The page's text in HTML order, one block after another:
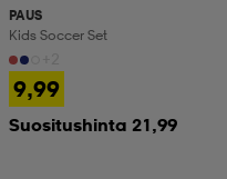
PAUS
Kids Soccer Set
9,99
Suositushinta 21,99